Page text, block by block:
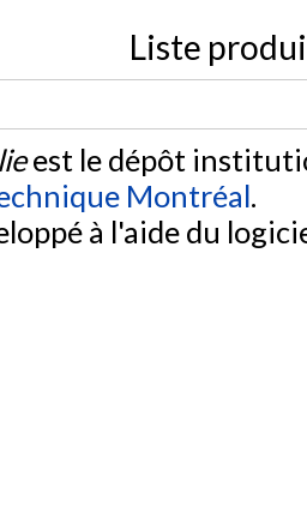
Liste
est le dépôt
Montréal.
à l'aide du